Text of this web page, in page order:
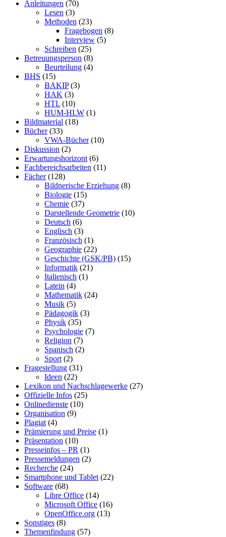
Anleitungen (70)
Lesen (3)
Methoden (23)
Fragebogen (8)
Interview (5)
Schreiben (25)
Betreuungsperson (8)
Beurteilung (4)
BHS (15)
BAKIP(3)
HAK (3)
HTL (10)
HUM-HLW (1)
Bildmaterial (18)
Bücher(33)
VWA-Bücher(10)
Diskussion (2)
Erwartungshorizont (6)
Fachbereichsarbeiten (11)
Fächer(128)
Bildnerische Erziehung (8)
Biologie (15)
Chemie (37)
Darstellende Geometrie (10)
Deutsch (6)
Englisch (3)
Französisch (1)
Geographie (22)
Geschichte (GSK/PB) (15)
Informatik (21)
Italienisch (1)
Latein (4)
Mathematik (24)
Musik (5)
Pädagogik (3)
Physik (35)
Psychologie (7)
Religion (7)
Spanisch (2)
Sport (2)
Fragestellung (31)
Ideen (22)
Lexikon und Nachschlagewerke (27)
Offizielle Infos (25)
Onlinedienste (10)
Organisation (9)
Plagiat (4)
Prämierung und Preise (1)
Präsentation (10)
Presseinfos – PR (1)
Pressemeldungen (2)
Recherche (24)
Smartphone und Tablet (22)
Software (68)
Libre Office (14)
Microsoft Office (16)
OpenOffice.org (13)
Sonstiges (8)
Themenfindung (57)